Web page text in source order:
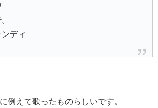
ディ
例えて歌ったものらしいです。